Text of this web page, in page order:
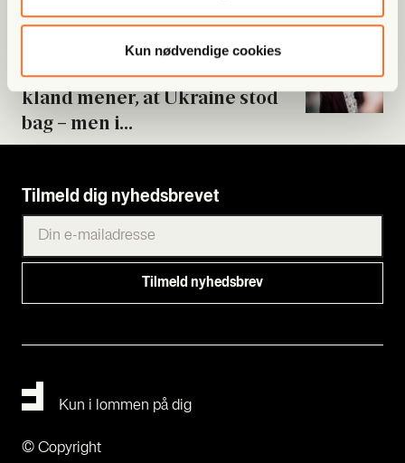
Kun nødvendige cookies
Nord Stream-sabo­ta­gen: Tys­
kland mener, at Ukrai­ne stod
bag – men i...
Tilmeld dig nyhedsbrevet
Kun i lommen på dig
© Copyright